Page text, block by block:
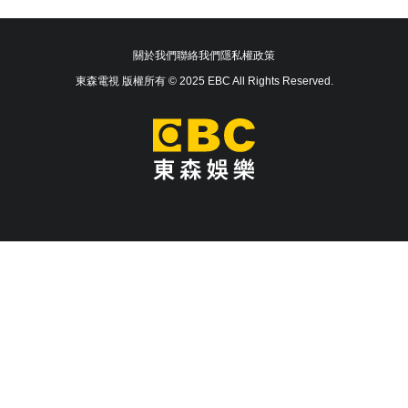
關於我們聯絡我們隱私權政策
東森電視 版權所有 © 2025 EBC All Rights Reserved.